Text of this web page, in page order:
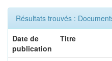
Résultats trouvés :
Date de
publication
Titre